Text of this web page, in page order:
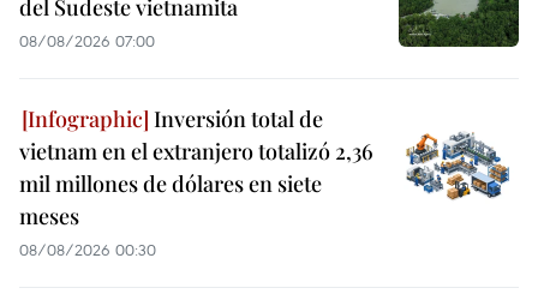
del Sudeste vietnamita
08/08/2026 07:00
Inversión total de
vietnam en el extranjero totalizó 2,36
mil millones de dólares en siete
meses
08/08/2026 00:30